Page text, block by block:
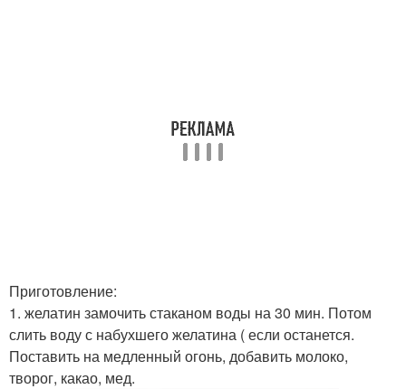
Приготовление:
1. желатин замочить стаканом воды на 30 мин. Потом
слить воду с набухшего желатина ( если останется.
Поставить на медленный огонь, добавить молоко,
творог, какао, мед.